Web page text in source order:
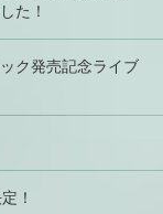
た！
ク発売記念ライブ
！